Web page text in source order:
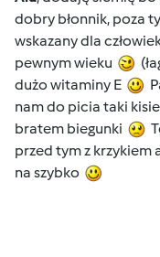
dobry błonnik, poza
wskazany dla
pewnym wieku
dużo witaminy E
nam do picia taki
bratem biegunki
przed tym z krzykiem
na szybko